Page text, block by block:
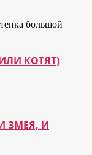
КОТЯТ)
ЗМЕЯ, И